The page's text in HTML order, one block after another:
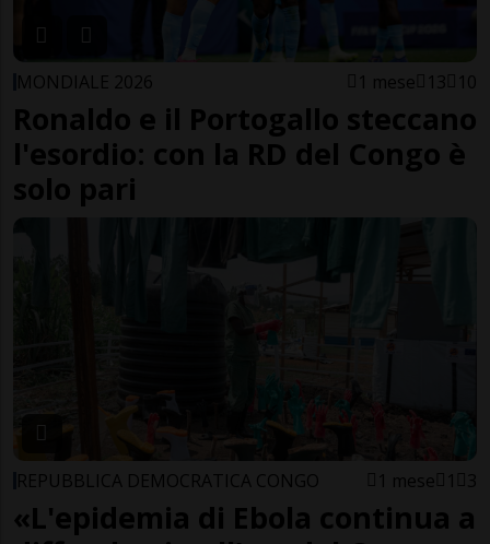
MONDIALE 2026 1 mese 13 10
Ronaldo e il Portogallo steccano
l'esordio: con la RD del Congo è
solo pari
REPUBBLICA DEMOCRATICA CONGO 1 mese 1 3
«L'epidemia di Ebola continua a